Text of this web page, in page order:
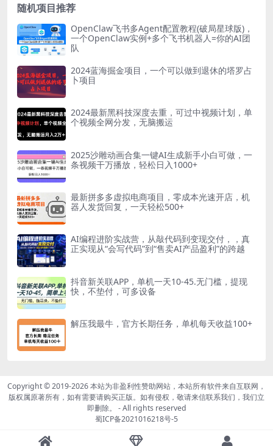
随机项目推荐
OpenClaw飞书多Agent配置教程(破局星球版)，
一个OpenClaw实例+多个飞书机器人=你的AI团
队
2024蓝海掘金项目，一个可以做到退休的塔罗占
卜项目
2024最新黑科技深度去重，可过中视频计划，单
个视频全网分发，无脑搬运
2025沙雕动画合集一键AI生成新手小白可做，一
条视频干万播放，轻松日入1000+
最新拼多多虚拟电商项目，零成本光速开店，机
器人发货回复，一天轻松500+
AI编程进阶实战营，从敲代码到变现交付，，真
正实现从“会写代码”到“售卖AI产品盈利”的跨越
抖音新关联APP，单机一天10-45.无门槛，提现
快，不垫付，可多设备
解压我最牛，官方长期任务，单机每天收益100+
Copyright © 2019-2026本站为非盈利性赞助网站，本站所有软件来自互联网，
版权属原著所有，如有需要请购买正版。如有侵权，敬请来信联系我们，我们立
即删除。
- All rights reserved
蜀ICP备2021016218号-5